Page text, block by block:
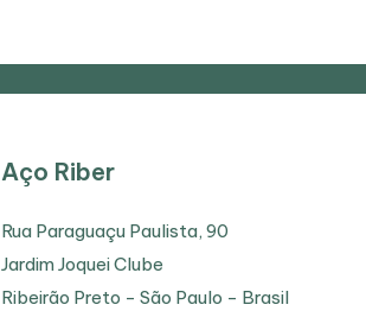
Aço Riber
Rua Paraguaçu Paulista, 90
Jardim Joquei Clube
Ribeirão Preto - São Paulo - Brasil